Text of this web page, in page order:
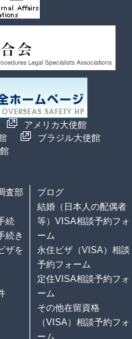
アメリカ大使館
ブラジル大使館
査部
続
続き
ザを
ブログ
結婚（日本人の配偶者
等）VISA相談予約フォ
ーム
永住ビザ（VISA）相談
予約フォーム
定住VISA相談予約フォ
ーム
その他在留資格
（VISA）相談予約フォ
ーム